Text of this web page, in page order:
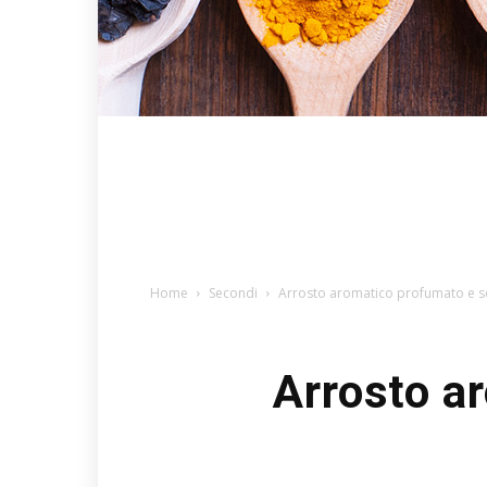
Home Secondi Arrosto aromatico profumato e
Arrosto